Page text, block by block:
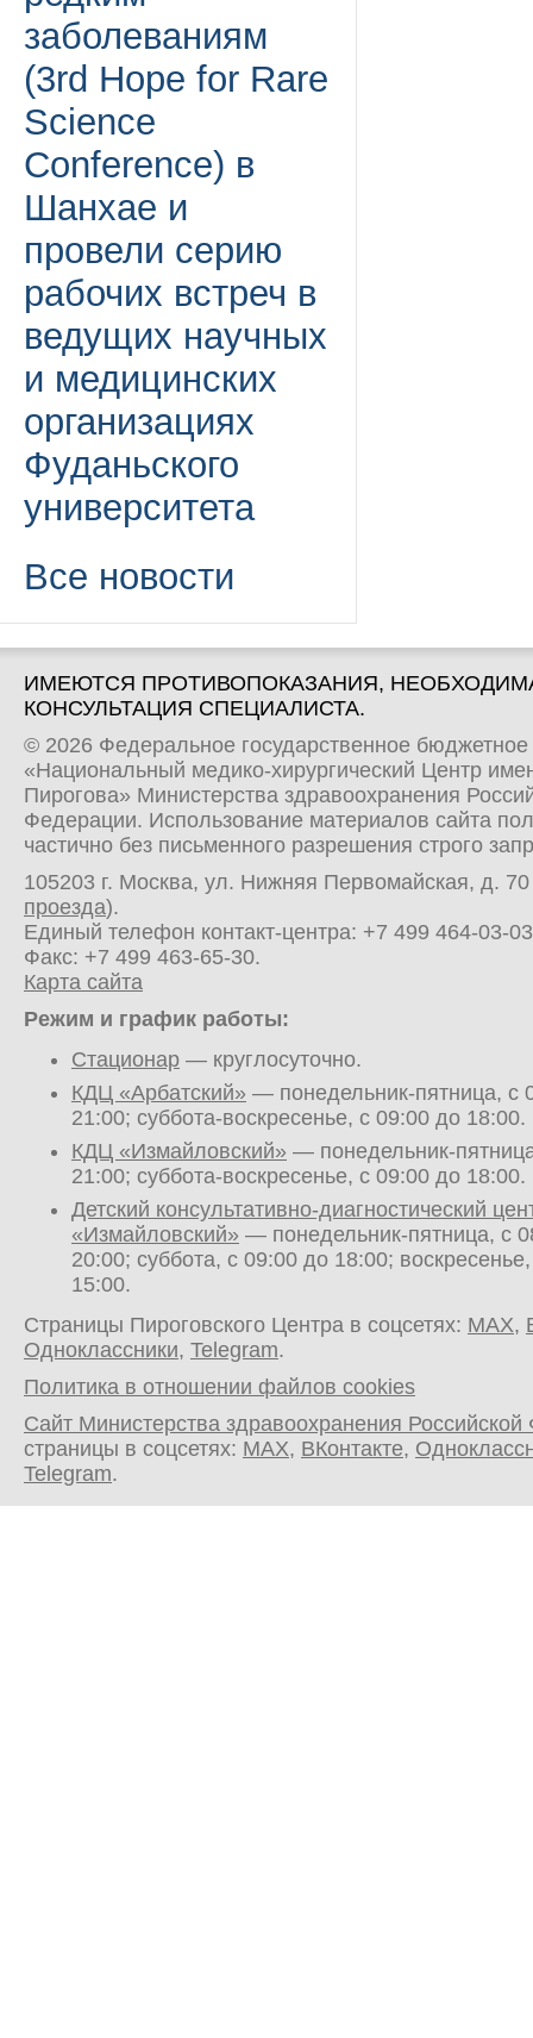
заболеваниям
(3rd Hope for Rare
Science
Conference) в
Шанхае и
провели серию
рабочих встреч в
ведущих научных
и медицинских
организациях
Фуданьского
университета
Все новости
ИМЕЮТСЯ ПРОТИВОПОКАЗАНИЯ,
КОНСУЛЬТАЦИЯ СПЕЦИАЛИСТА.
© 2026 Федеральное государственное
«Национальный медико-хирургический Центр
Пирогова» Министерства здравоохранения
Федерации. Использование материалов сайта
частично без письменного разрешения строго
105203 г. Москва, ул. Нижняя Первомайская, д.
проезда).
Единый телефон контакт-центра: +7 499 464-03-03
Факс: +7 499 463-65-30.
Карта сайта
Режим и график работы:
Стационар — круглосуточно.
КДЦ «Арбатский» — понедельник-пятница, с
21:00; суббота-воскресенье, с 09:00 до 18:00.
КДЦ «Измайловский» — понедельник-
21:00; суббота-воскресенье, с 09:00 до 18:00.
Детский консультативно-диагностический
«Измайловский» — понедельник-пятница, с
20:00; суббота, с 09:00 до 18:00;
15:00.
Страницы Пироговского Центра в соцсетях: MAX,
Одноклассники, Telegram.
Политика в отношении файлов cookies
Сайт Министерства здравоохранения
страницы в соцсетях: MAX, ВКонтакте,
Telegram.